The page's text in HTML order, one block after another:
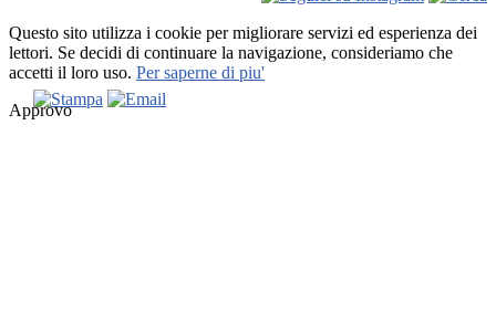
Questo sito utilizza i cookie per migliorare servizi ed esperienza dei
lettori. Se decidi di continuare la navigazione, consideriamo che
accetti il loro uso. Per saperne di piu'
Approvo